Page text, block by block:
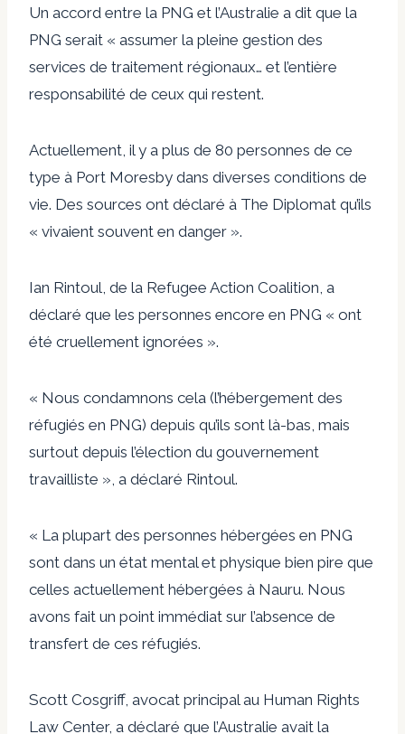
Un accord entre la PNG et l’Australie a dit que la
PNG serait « assumer la pleine gestion des
services de traitement régionaux… et l’entière
responsabilité de ceux qui restent.
Actuellement, il y a plus de 80 personnes de ce
type à Port Moresby dans diverses conditions de
vie. Des sources ont déclaré à The Diplomat qu’ils
« vivaient souvent en danger ».
Ian Rintoul, de la Refugee Action Coalition, a
déclaré que les personnes encore en PNG « ont
été cruellement ignorées ».
« Nous condamnons cela (l’hébergement des
réfugiés en PNG) depuis qu’ils sont là-bas, mais
surtout depuis l’élection du gouvernement
travailliste », a déclaré Rintoul.
« La plupart des personnes hébergées en PNG
sont dans un état mental et physique bien pire que
celles actuellement hébergées à Nauru. Nous
avons fait un point immédiat sur l’absence de
transfert de ces réfugiés.
Scott Cosgriff, avocat principal au Human Rights
Law Center, a déclaré que l’Australie avait la